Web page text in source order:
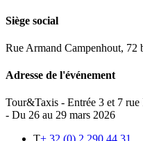
Siège social
Rue Armand Campenhout, 72
Adresse de l'événement
Tour&Taxis - Entrée 3 et 7
- Du 26 au 29 mars 2026